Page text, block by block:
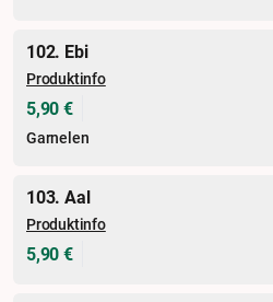
102. Ebi
Produktinfo
5,90 €
Garnelen
103. Aal
Produktinfo
5,90 €